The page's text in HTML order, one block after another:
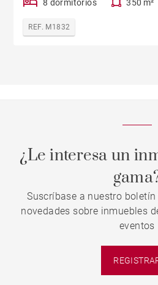
8 dormitorios 350 m²
REF. M1832
¿Le interesa un
Suscríbase a nuestro
novedades sobre inmuebles
eventos